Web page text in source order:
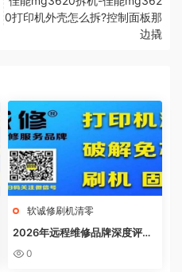
0打印机外壳怎么拆?控制面板那
边撬
软诚修刷机清零
2026年远程维修品牌深度评
测：软诚修、远城修吧、远城在
0